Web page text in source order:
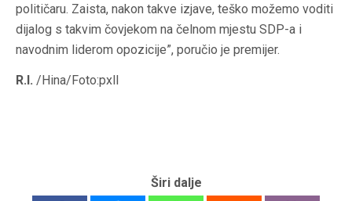
političaru. Zaista, nakon takve izjave, teško možemo voditi
dijalog s takvim čovjekom na čelnom mjestu SDP-a i
navodnim liderom opozicije”, poručio je premijer.
R.I. /Hina/Foto:pxll
Širi dalje